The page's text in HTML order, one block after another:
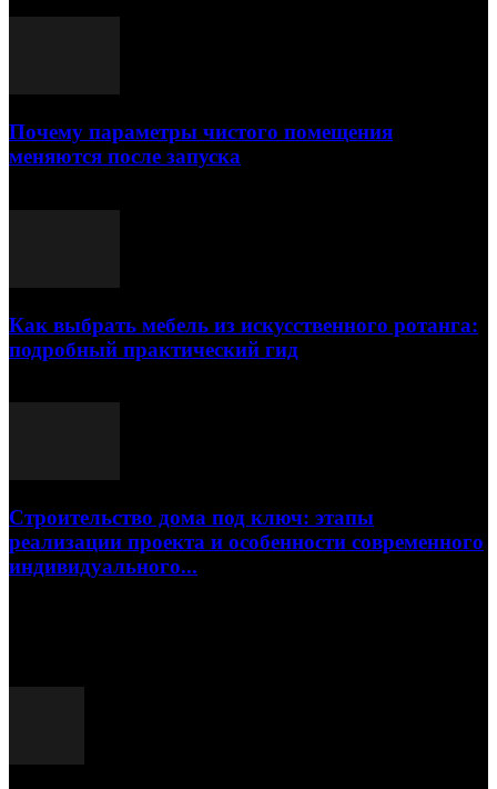
Почему параметры чистого помещения
меняются после запуска
Как выбрать мебель из искусственного ротанга:
подробный практический гид
Строительство дома под ключ: этапы
реализации проекта и особенности современного
индивидуального...